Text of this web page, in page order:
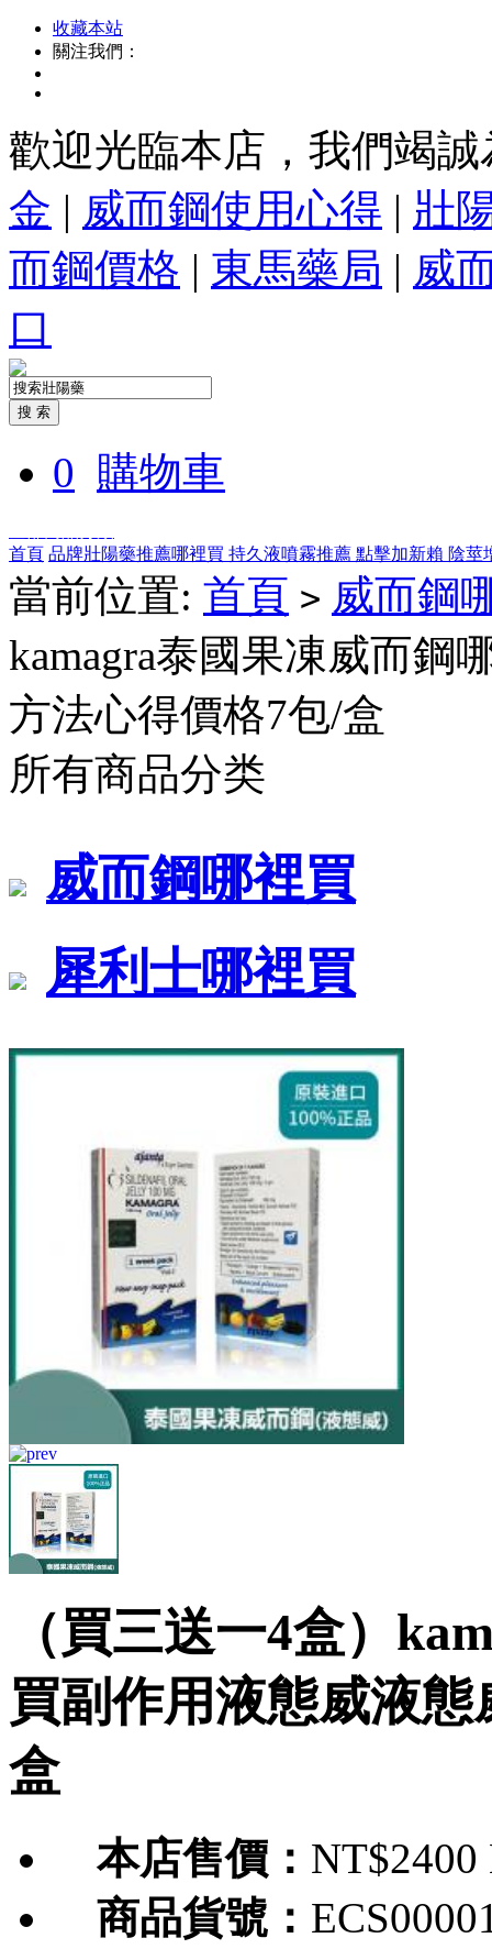
收藏本站
關注我們：
歡迎光臨本店，我們竭
金 | 威而鋼使用心得 | 壯
而鋼價格 | 東馬藥局 | 威
口
0 購物車
首頁 品牌壯陽藥推薦哪裡買 持久液噴霧推薦 點擊加新賴 陰莖
當前位置: 首頁 > 威而鋼
kamagra泰國果凍威而鋼
方法心得價格7包/盒
所有商品分类
威而鋼哪裡買
犀利士哪裡買
（買三送一4盒）
買副作用液態威液
盒
本店售價： NT$2400
商品貨號：